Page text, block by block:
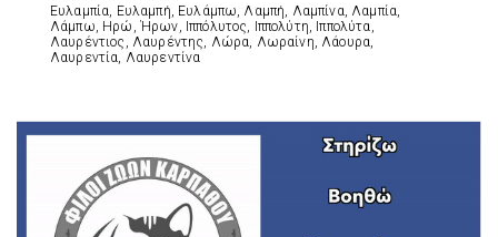
Ευλαμπία, Ευλαμπή, Ευλάμπω, Λαμπή, Λαμπίνα, Λαμπία,
Λάμπω, Ηρώ, Ήρων, Ιππόλυτος, Ιππολύτη, Ιππολύτα,
Λαυρέντιος, Λαυρέντης, Λώρα, Λωραίνη, Λάουρα,
Λαυρεντία, Λαυρεντίνα